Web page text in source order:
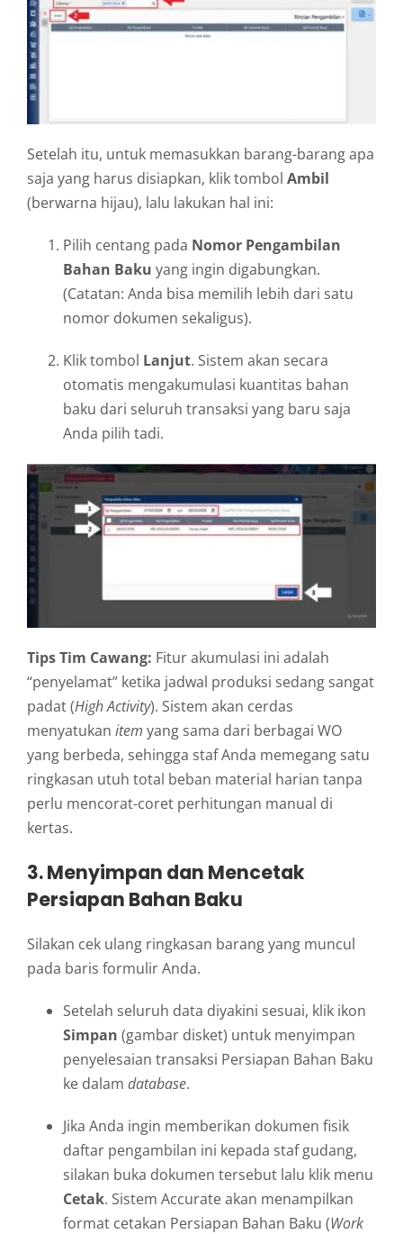
Setelah itu, untuk memasukkan barang-barang apa
saja yang harus disiapkan, klik tombol Ambil
(berwarna hijau), lalu lakukan hal ini:
Pilih centang pada Nomor Pengambilan
Bahan Baku yang ingin digabungkan.
(Catatan: Anda bisa memilih lebih dari satu
nomor dokumen sekaligus).
Klik tombol Lanjut. Sistem akan secara
otomatis mengakumulasi kuantitas bahan
baku dari seluruh transaksi yang baru saja
Anda pilih tadi.
Tips Tim Cawang: Fitur akumulasi ini adalah
“penyelamat” ketika jadwal produksi sedang sangat
padat (High Activity). Sistem akan cerdas
menyatukan item yang sama dari berbagai WO
yang berbeda, sehingga staf Anda memegang satu
ringkasan utuh total beban material harian tanpa
perlu mencorat-coret perhitungan manual di
kertas.
3. Menyimpan dan Mencetak
Persiapan Bahan Baku
Silakan cek ulang ringkasan barang yang muncul
pada baris formulir Anda.
Setelah seluruh data diyakini sesuai, klik ikon
Simpan (gambar disket) untuk menyimpan
penyelesaian transaksi Persiapan Bahan Baku
ke dalam database.
Jika Anda ingin memberikan dokumen fisik
daftar pengambilan ini kepada staf gudang,
silakan buka dokumen tersebut lalu klik menu
Cetak. Sistem Accurate akan menampilkan
format cetakan Persiapan Bahan Baku (Work